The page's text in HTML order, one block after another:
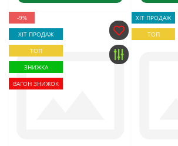
-9%
ХІТ ПРОДАЖ
ТОП
ЗНИЖКА
ВАГОН ЗНИЖОК
ХІТ ПРОДАЖ
ТОП